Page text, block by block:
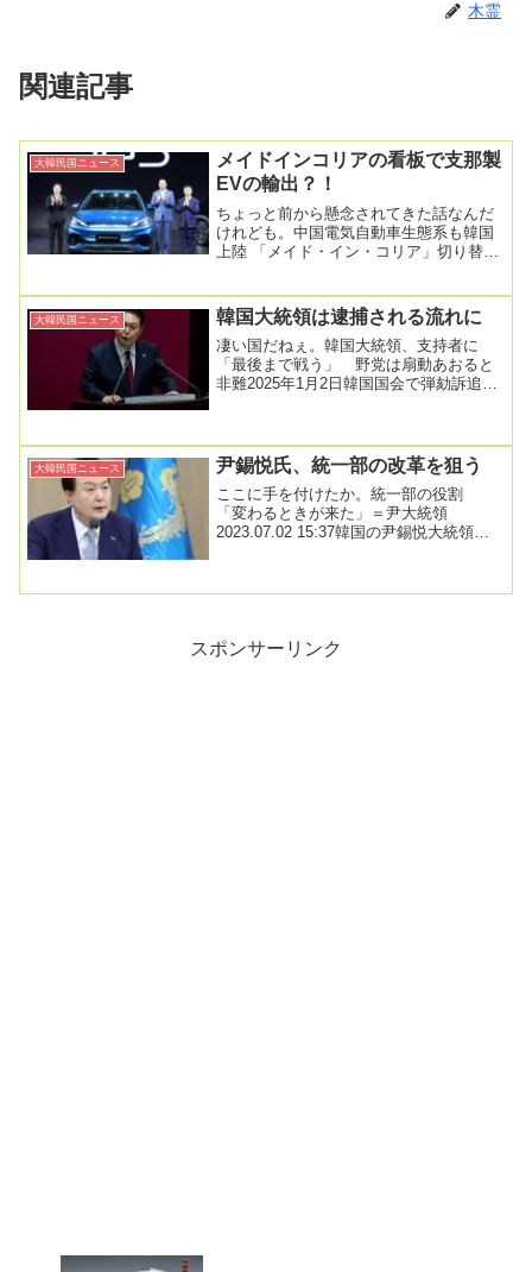
木霊
関連記事
大韓民国ニュース
メイドインコリアの看板で支那製
EVの輸出？！
ちょっと前から懸念されてきた話なんだ
けれども。中国電気自動車生態系も韓国
上陸 「メイド・イン・コリア」切り替え
大韓民国ニュース 韓国大統領は逮捕される流れに
凄い国だねぇ。韓国大統領、支持者に
「最後まで戦う」 野党は扇動あおると
非難2025年1月2日韓国国会で弾劾訴追さ
大韓民国ニュース 尹錫悦氏、統一部の改革を狙う
ここに手を付けたか。統一部の役割
「変わるときが来た」＝尹大統領
2023.07.02 15:37韓国の尹錫悦大統領は
スポンサーリンク